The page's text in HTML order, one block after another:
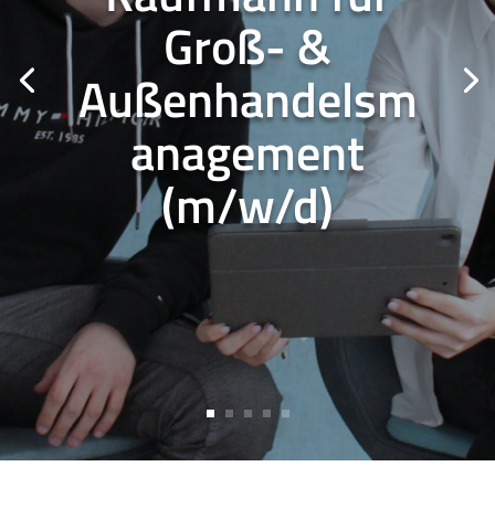
Groß- &
Außenhandelsm
anagement
(m/w/d)